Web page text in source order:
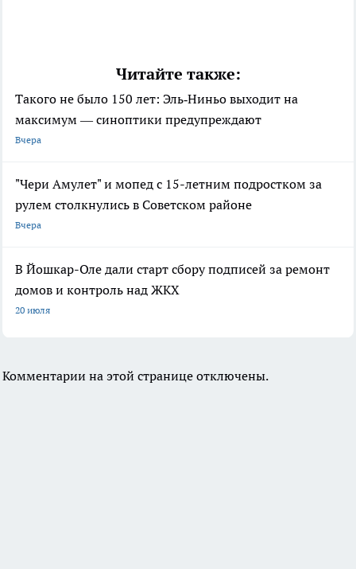
Читайте также:
Такого не было 150 лет: Эль‑Ниньо выходит на
максимум — синоптики предупреждают
Вчера
"Чери Амулет" и мопед с 15-летним подростком за
рулем столкнулись в Советском районе
Вчера
В Йошкар-Оле дали старт сбору подписей за ремонт
домов и контроль над ЖКХ
20 июля
Комментарии на этой странице отключены.